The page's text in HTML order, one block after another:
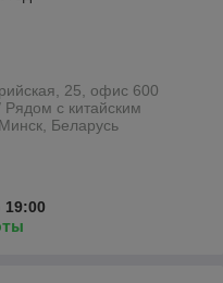
25, офис 600
с китайским
Беларусь
19:00